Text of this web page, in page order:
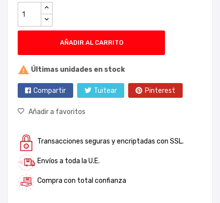
AÑADIR AL CARRITO
 Últimas unidades en stock
Compartir Tuitear Pinterest
Añadir a favoritos
Transacciones seguras y encriptadas con SSL.
Envíos a toda la U.E.
Compra con total confianza